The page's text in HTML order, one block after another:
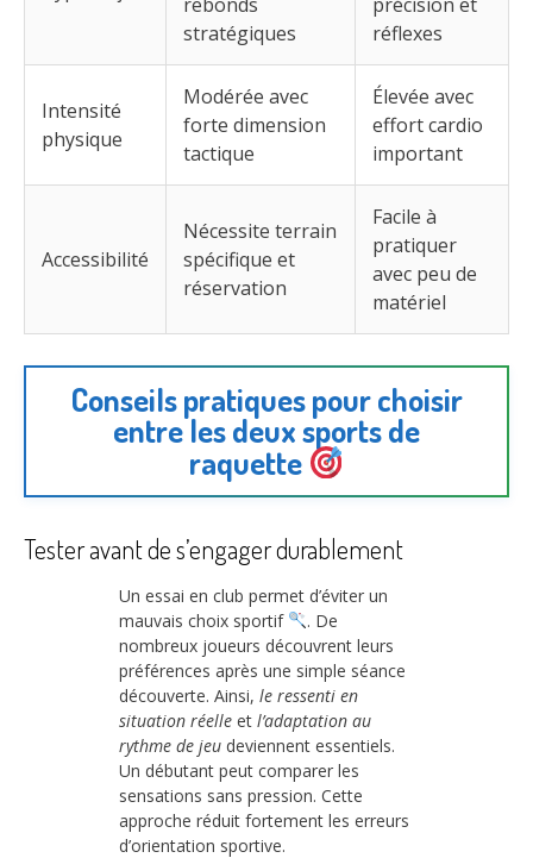
stratégiques
réflexes
Intensité
physique
Modérée avec
forte dimension
tactique
Élevée avec
effort cardio
important
Accessibilité
Nécessite terrain
spécifique et
réservation
Facile à
pratiquer
avec peu de
matériel
Conseils pratiques pour choisir
entre les deux sports de
raquette
Tester avant de s’engager durablement
Un essai en club permet d’éviter un
mauvais choix sportif
. De
nombreux joueurs découvrent leurs
préférences après une simple séance
découverte. Ainsi, le ressenti en
situation réelle et l’adaptation au
rythme de jeu deviennent essentiels.
Un débutant peut comparer les
sensations sans pression. Cette
approche réduit fortement les erreurs
d’orientation sportive.